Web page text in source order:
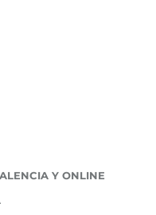
Y ONLINE